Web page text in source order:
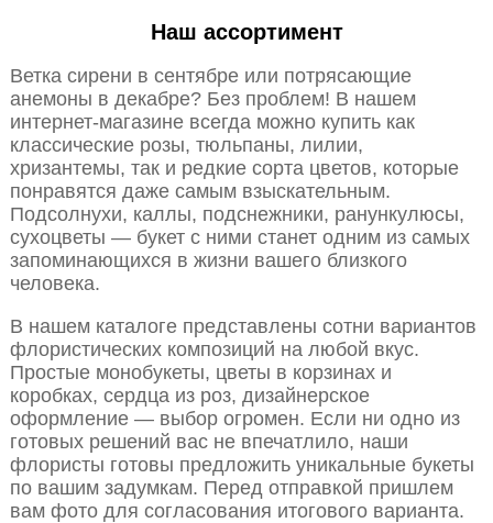
Наш ассортимент
Ветка сирени в сентябре или потрясающие
анемоны в декабре? Без проблем! В нашем
интернет-магазине всегда можно купить как
классические розы, тюльпаны, лилии,
хризантемы, так и редкие сорта цветов, которые
понравятся даже самым взыскательным.
Подсолнухи, каллы, подснежники, ранункулюсы,
сухоцветы — букет с ними станет одним из самых
запоминающихся в жизни вашего близкого
человека.
В нашем каталоге представлены сотни вариантов
флористических композиций на любой вкус.
Простые монобукеты, цветы в корзинах и
коробках, сердца из роз, дизайнерское
оформление — выбор огромен. Если ни одно из
готовых решений вас не впечатлило, наши
флористы готовы предложить уникальные букеты
по вашим задумкам. Перед отправкой пришлем
вам фото для согласования итогового варианта.